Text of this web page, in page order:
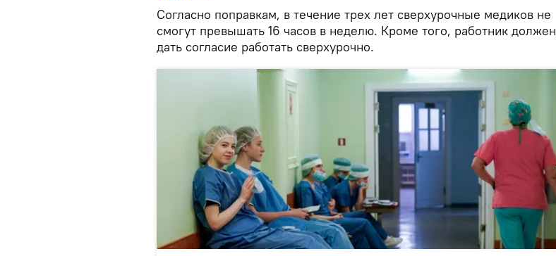
Согласно поправкам, в течение трех лет сверхурочные медиков не
смогут превышать 16 часов в неделю. Кроме того, работник должен
дать согласие работать сверхурочно.